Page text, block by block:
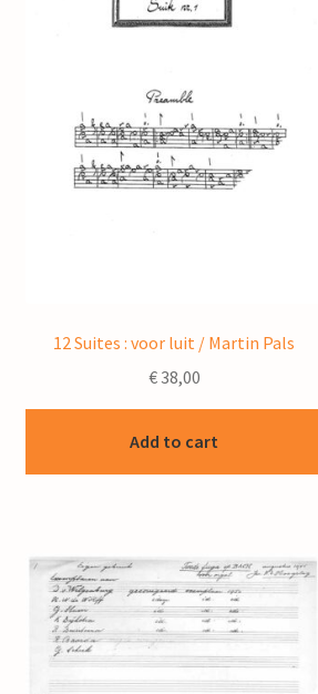
12 Suites : voor luit / Martin Pals
€38,00
Add to cart